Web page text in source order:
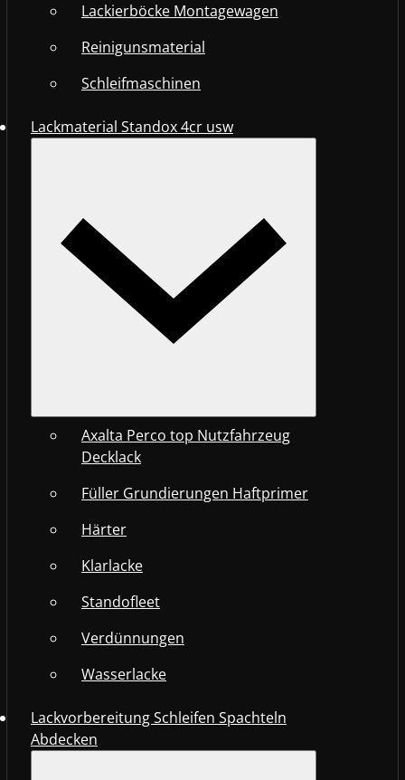
Lackierböcke Montagewagen
Reinigunsmaterial
Schleifmaschinen
Lackmaterial Standox 4cr usw
Axalta Perco top Nutzfahrzeug
Decklack
Füller Grundierungen Haftprimer
Härter
Klarlacke
Standofleet
Verdünnungen
Wasserlacke
Lackvorbereitung Schleifen Spachteln
Abdecken